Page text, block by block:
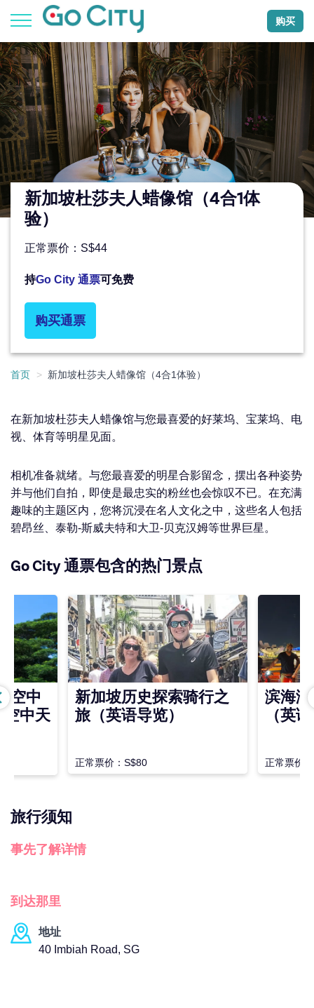
购买
新加坡杜莎夫人蜡像馆（4合1体
验）
正常票价：S$44
持Go City 通票可免费
购买通票
首页 新加坡杜莎夫人蜡像馆（4合1体验）
在新加坡杜莎夫人蜡像馆与您最喜爱的好莱坞、宝莱坞、电
视、体育等明星见面。
相机准备就绪。与您最喜爱的明星合影留念，摆出各种姿势
并与他们自拍，即使是最忠实的粉丝也会惊叹不已。在充满
趣味的主题区内，您将沉浸在名人文化之中，这些名人包括
碧昂丝、泰勒-斯威夫特和大卫-贝克汉姆等世界巨星。
Go City 通票包含的热门景点
空中
空中天
新加坡历史探索骑行之
旅（英语导览）
正常票价：S$80
滨海
（英
正常票价
旅行须知
事先了解详情
到达那里
地址
40 Imbiah Road, SG